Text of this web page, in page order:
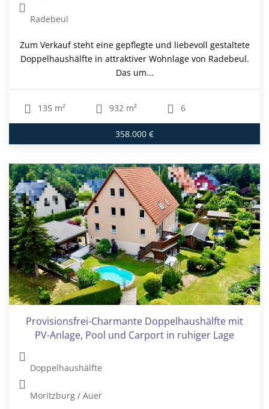
Radebeul
Zum Verkauf steht eine gepflegte und liebevoll gestaltete
Doppelhaushälfte in attraktiver Wohnlage von Radebeul.
Das um...
135 m² 932 m² 6
358.000 €
Provisionsfrei-Charmante Doppelhaushälfte mit
PV-Anlage, Pool und Carport in ruhiger Lage
Doppelhaushälfte
Moritzburg / Auer